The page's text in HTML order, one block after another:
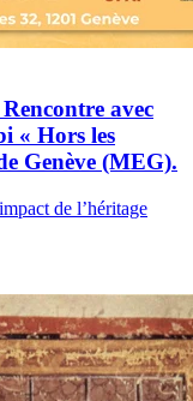
avec
« Hors les
Genève (MEG).
de l’héritage